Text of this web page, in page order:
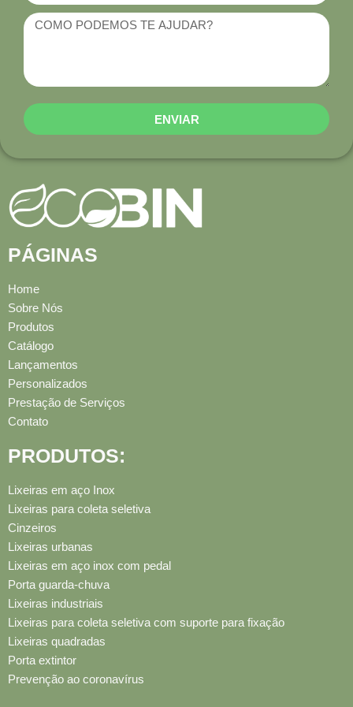
ENVIAR
PÁGINAS
Home
Sobre Nós
Produtos
Catálogo
Lançamentos
Personalizados
Prestação de Serviços
Contato
PRODUTOS:
Lixeiras em aço Inox
Lixeiras para coleta seletiva
Cinzeiros
Lixeiras urbanas
Lixeiras em aço inox com pedal
Porta guarda-chuva
Lixeiras industriais
Lixeiras para coleta seletiva com suporte para fixação
Lixeiras quadradas
Porta extintor
Prevenção ao coronavírus